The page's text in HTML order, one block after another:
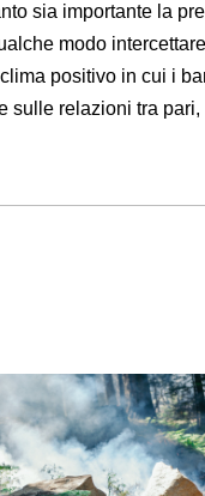
sia importante la
modo
positivo in cui i
sulle relazioni tra pari,